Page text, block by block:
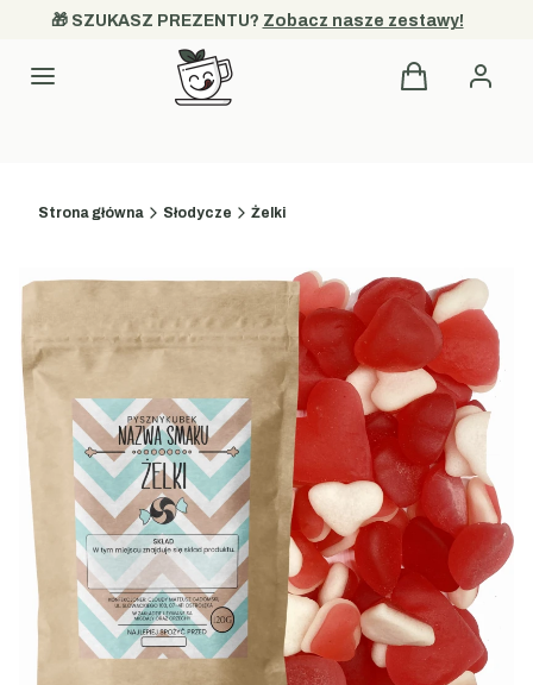
🎁 SZUKASZ PREZENTU? Zobacz nasze zestawy!
Kategorie Produkty w
Strona główna Słodycze Żelki